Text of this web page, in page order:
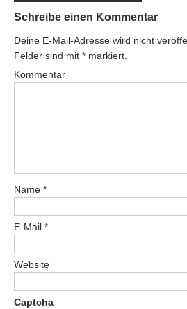
Schreibe einen Kommentar
Deine E-Mail-Adresse wird nicht
Felder sind mit * markiert.
Kommentar
Name *
E-Mail *
Website
Captcha